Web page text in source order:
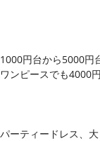
1000円台から5000円
ワンピースでも4000
パーティードレス、